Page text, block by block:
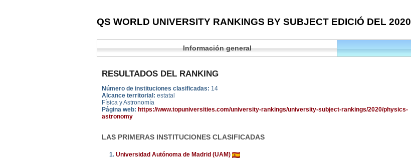
QS WORLD UNIVERSITY RANKINGS BY SUBJECT EDICIÓ DEL 2020
Información general
RESULTADOS DEL RANKING
Número de instituciones clasificadas: 14
Alcance territorial: estatal
Física y Astronomía
Página web: https://www.topuniversities.com/university-rankings/university-subject-rankings/2020/physics-
astronomy
LAS PRIMERAS INSTITUCIONES CLASIFICADAS
1. Universidad Autónoma de Madrid (UAM)